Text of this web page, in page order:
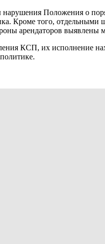
Положения о
Кроме того,
арендаторов
КСП, их исполнение